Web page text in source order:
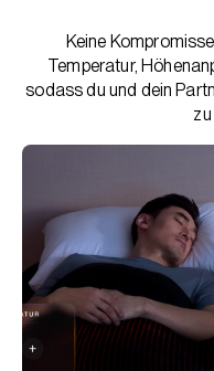
Keine
Temperatur,
sodass du und dein